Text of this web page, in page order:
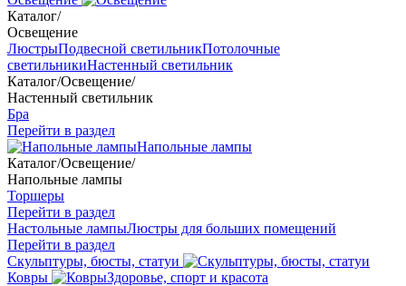
Каталог/
Освещение
ЛюстрыПодвесной светильникПотолочные
светильникиНастенный светильник
Каталог/Освещение/
Настенный светильник
Бра
Перейти в раздел
Напольные лампы
Каталог/Освещение/
Напольные лампы
Торшеры
Перейти в раздел
Настольные лампыЛюстры для больших помещений
Перейти в раздел
Скульптуры, бюсты, статуи
Ковры
Здоровье, спорт и красота